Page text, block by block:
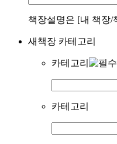
책장설명은 [내 책장/
새책장 카테고리
카테고리
카테고리